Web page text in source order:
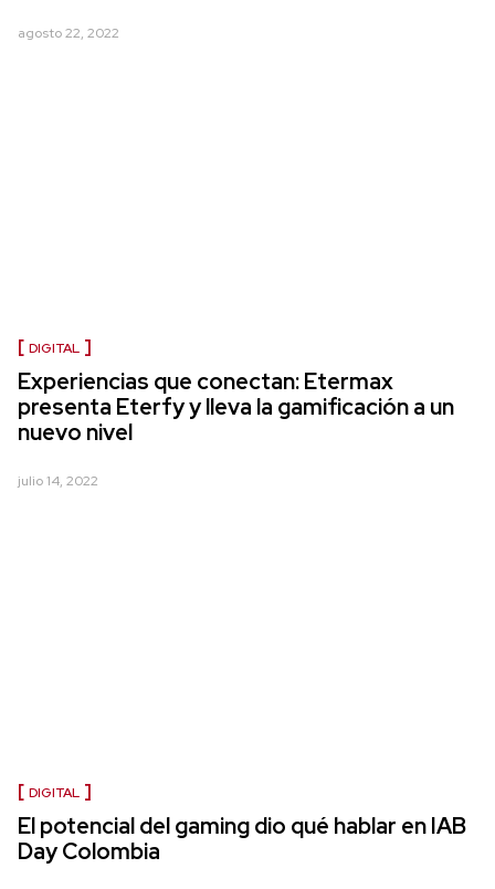
agosto 22, 2022
DIGITAL
Experiencias que conectan: Etermax
presenta Eterfy y lleva la gamificación a un
nuevo nivel
julio 14, 2022
DIGITAL
El potencial del gaming dio qué hablar en IAB
Day Colombia